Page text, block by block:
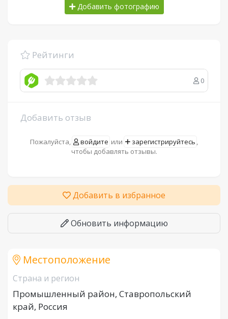
Добавить фотографию
Рейтинги
0
Добавить отзыв
Пожалуйста, войдите или зарегистрируйтесь ,
чтобы добавлять отзывы.
Добавить в избранное
Обновить информацию
Местоположение
Страна и регион
Промышленный район, Ставропольский
край, Россия